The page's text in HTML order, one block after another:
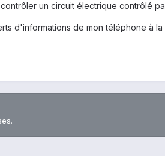
un circuit électrique contrôlé
d'informations de mon téléphone à